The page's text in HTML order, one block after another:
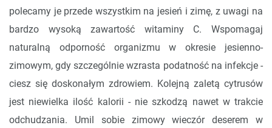
polecamy je przede wszystkim na jesień i zimę, z uwagi na
bardzo wysoką zawartość witaminy C. Wspomagaj
naturalną odporność organizmu w okresie jesienno-
zimowym, gdy szczególnie wzrasta podatność na infekcje -
ciesz się doskonałym zdrowiem. Kolejną zaletą cytrusów
jest niewielka ilość kalorii - nie szkodzą nawet w trakcie
odchudzania. Umil sobie zimowy wieczór deserem w